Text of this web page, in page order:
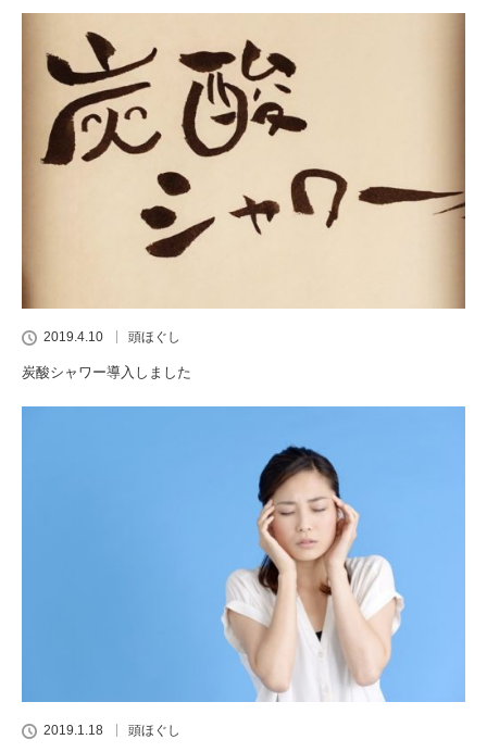
2019.4.10 頭ほぐし
炭酸シャワー導入しました
2019.1.18 頭ほぐし